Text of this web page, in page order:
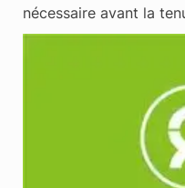
nécessaire avant la